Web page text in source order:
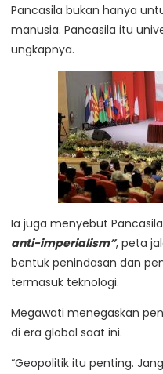
Pancasila bukan hanya
manusia. Pancasila itu
ungkapnya.
Ia juga menyebut
anti-imperialism”, peta
bentuk penindasan dan
termasuk teknologi.
Megawati menegaskan
di era global saat ini.
“Geopolitik itu penting.